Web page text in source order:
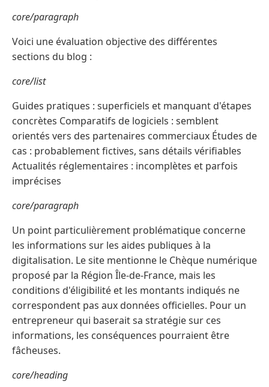
core/paragraph
Voici une évaluation objective des différentes
sections du blog :
core/list
Guides pratiques : superficiels et manquant d'étapes
concrètes Comparatifs de logiciels : semblent
orientés vers des partenaires commerciaux Études de
cas : probablement fictives, sans détails vérifiables
Actualités réglementaires : incomplètes et parfois
imprécises
core/paragraph
Un point particulièrement problématique concerne
les informations sur les aides publiques à la
digitalisation. Le site mentionne le Chèque numérique
proposé par la Région Île-de-France, mais les
conditions d'éligibilité et les montants indiqués ne
correspondent pas aux données officielles. Pour un
entrepreneur qui baserait sa stratégie sur ces
informations, les conséquences pourraient être
fâcheuses.
core/heading